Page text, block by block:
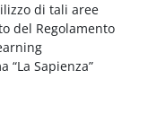
di tali aree
del Regolamento
“La Sapienza”